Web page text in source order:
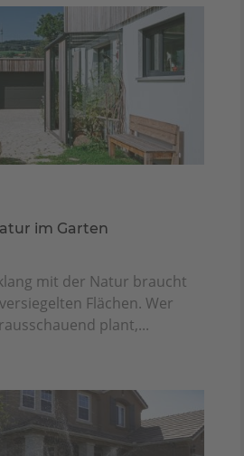
im Garten
mit der Natur braucht
Flächen. Wer
plant,...